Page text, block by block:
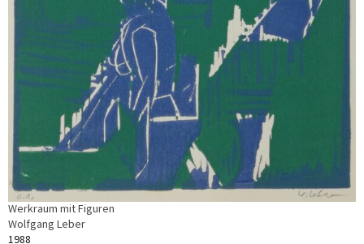
Werkraum mit Figuren
Wolfgang Leber
1988